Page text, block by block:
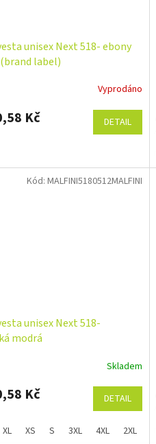
unisex Next 518- ebony
label)
Vyprodáno
Kč DETAIL
unisex Next 518-
modrá
Skladem
Kč DETAIL
XL XS S 3XL 4XL 2XL
Kód: MALFINI5180512MALFINI